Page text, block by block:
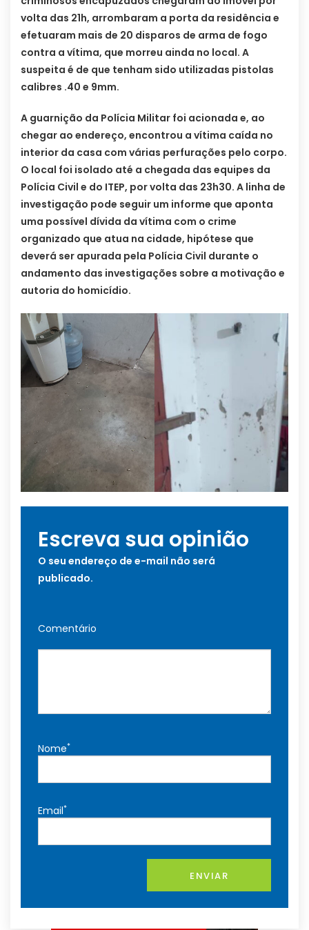
volta das 21h, arrombaram a porta da residência e
efetuaram mais de 20 disparos de arma de fogo
contra a vítima, que morreu ainda no local. A
suspeita é de que tenham sido utilizadas pistolas
calibres .40 e 9mm.
A guarnição da Polícia Militar foi acionada e, ao
chegar ao endereço, encontrou a vítima caída no
interior da casa com várias perfurações pelo corpo.
O local foi isolado até a chegada das equipes da
Polícia Civil e do ITEP, por volta das 23h30. A linha de
investigação pode seguir um informe que aponta
uma possível dívida da vítima com o crime
organizado que atua na cidade, hipótese que
deverá ser apurada pela Polícia Civil durante o
andamento das investigações sobre a motivação e
autoria do homicídio.
Escreva sua opinião
O seu endereço de e-mail não será
publicado.
Comentário
Nome*
Email*
ENVIAR